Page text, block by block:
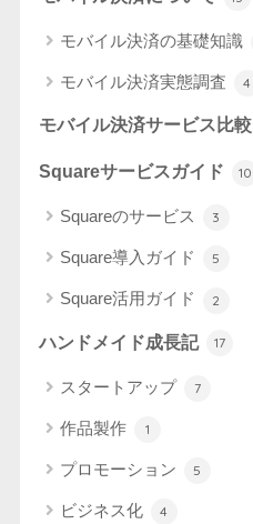
モバイル決済の基礎知識
モバイル決済実態調査 4
モバイル決済サービス比較
Squareサービスガイド 10
Squareのサービス 3
Square導入ガイド 5
Square活用ガイド 2
ハンドメイド成長記 17
スタートアップ 7
作品製作 1
プロモーション 5
ビジネス化 4